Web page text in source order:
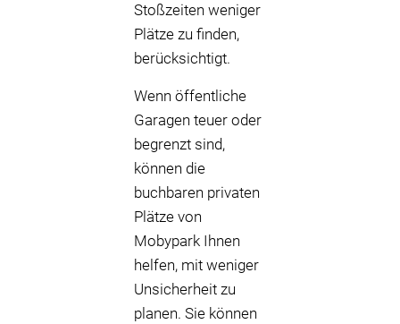
Stoßzeiten weniger
Plätze zu finden,
berücksichtigt.
Wenn öffentliche
Garagen teuer oder
begrenzt sind,
können die
buchbaren privaten
Plätze von
Mobypark Ihnen
helfen, mit weniger
Unsicherheit zu
planen. Sie können